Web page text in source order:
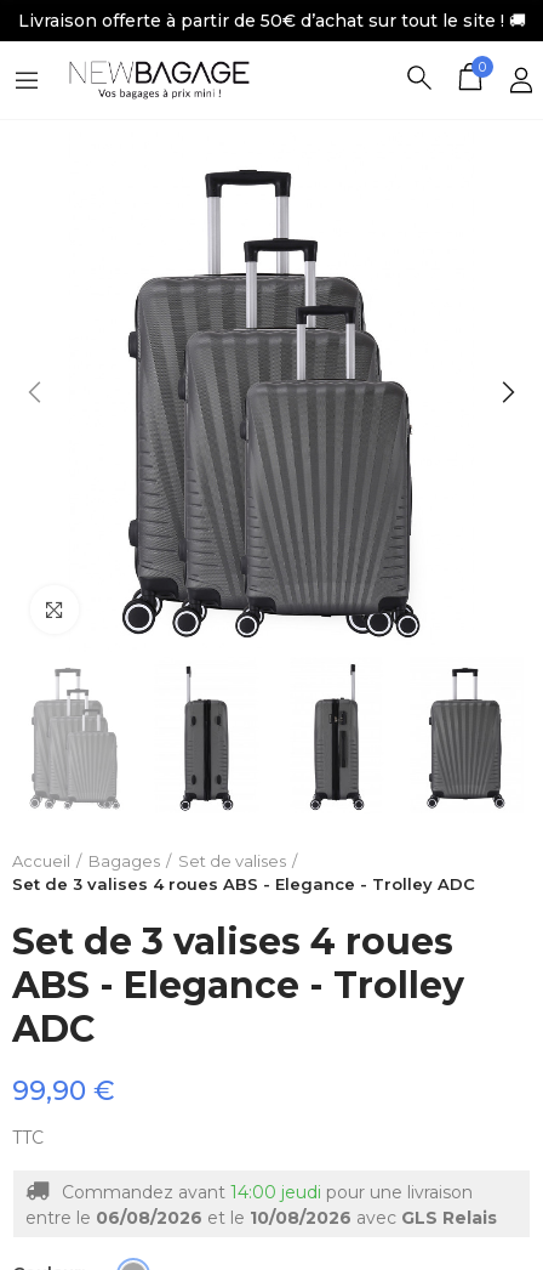
Livraison offerte à partir de 50€ d’achat sur tout le site ! 🚚
0
Click to enlarge
Accueil Bagages
Set de valises
Set de 3 valises 4 roues ABS - Elegance - Trolley ADC
Set de 3 valises 4 roues
ABS - Elegance - Trolley
ADC
99,90 €
TTC
Commandez avant 14:00 jeudi pour une livraison
entre le 06/08/2026 et le 10/08/2026 avec GLS Relais